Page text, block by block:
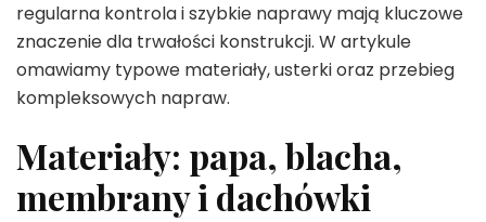
regularna kontrola i szybkie naprawy mają kluczowe
znaczenie dla trwałości konstrukcji. W artykule
omawiamy typowe materiały, usterki oraz przebieg
kompleksowych napraw.
Materiały: papa, blacha,
membrany i dachówki